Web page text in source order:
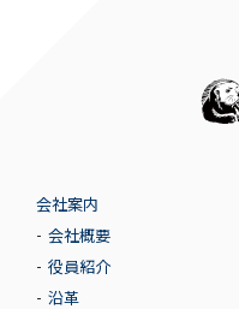
会社案内
会社概要
役員紹介
沿革